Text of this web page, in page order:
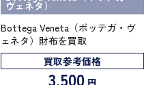
ヴェネタ）
Bottega Veneta（ボッテガ・ヴ
ェネタ）財布を買取
買取参考価格
3,500